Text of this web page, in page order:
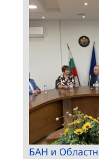
БАН и